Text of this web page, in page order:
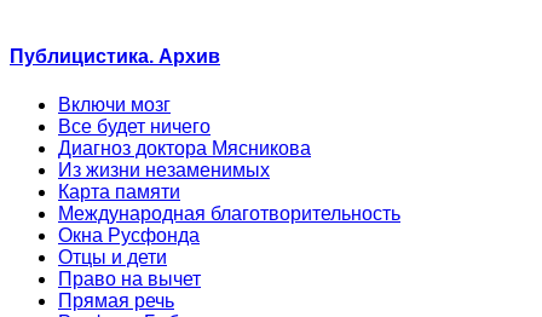
Публицистика. Архив
Включи мозг
Все будет ничего
Диагноз доктора Мясникова
Из жизни незаменимых
Карта памяти
Международная благотворительность
Окна Русфонда
Отцы и дети
Право на вычет
Прямая речь